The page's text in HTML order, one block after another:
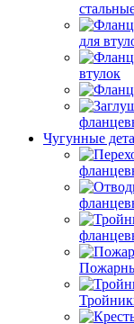
для
втулок
Чугунные